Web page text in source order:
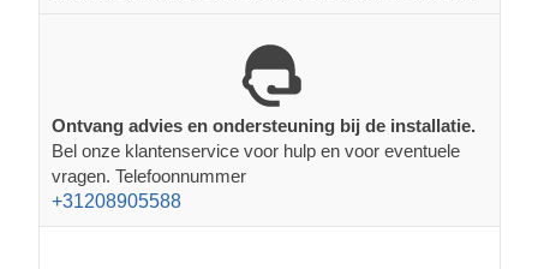
Ontvang advies en ondersteuning bij de installatie.
Bel onze klantenservice voor hulp en voor eventuele
vragen. Telefoonnummer
+31208905588